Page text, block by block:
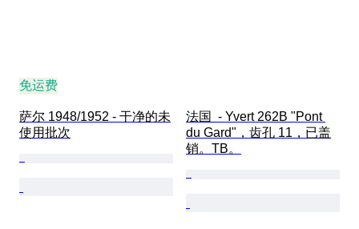
免运费
萨尔 1948/1952 - 干净的未
使用批次
法国  - Yvert 262B "Pont
du Gard"，齿孔 11，已盖
销。TB。